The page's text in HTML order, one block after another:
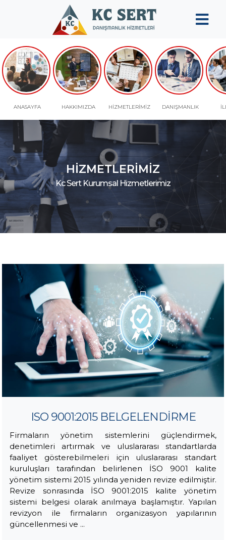
ANASAYFA
HAKKIMIZDA
KURUMSAL
HİZMETLERİMİZ
DANIŞMANLIK
KALİTE
YÖNETİM
SİSTEMİ
ANASAYFA HAKKIMIZDA HİZMETLERİMİZ DANIŞMANLIK
HİZMETLERİMİZ
Kc Sert Kurumsal Hizmetlerimiz
ISO 9001:2015 BELGELENDİRME
Firmaların yönetim sistemlerini güçlendirmek,
denetimleri artırmak ve uluslararası standartlarda
faaliyet gösterebilmeleri için uluslararası standart
kuruluşları tarafından belirlenen İSO 9001 kalite
yönetim sistemi 2015 yılında yeniden revize edilmiştir.
Revize sonrasında İSO 9001:2015 kalite yönetim
sistemi belgesi olarak anılmaya başlamıştır. Yapılan
revizyon ile firmaların organizasyon yapılarının
güncellenmesi ve ...